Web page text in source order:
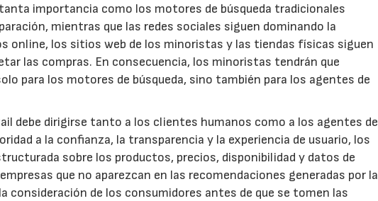
importancia como los motores de búsqueda tradicionales
mientras que las redes sociales siguen dominando la
online, los sitios web de los minoristas y las tiendas físicas siguen
las compras. En consecuencia, los minoristas tendrán que
para los motores de búsqueda, sino también para los agentes de
debe dirigirse tanto a los clientes humanos como a los agentes de
a la confianza, la transparencia y la experiencia de usuario, los
sobre los productos, precios, disponibilidad y datos de
que no aparezcan en las recomendaciones generadas por la
consideración de los consumidores antes de que se tomen las